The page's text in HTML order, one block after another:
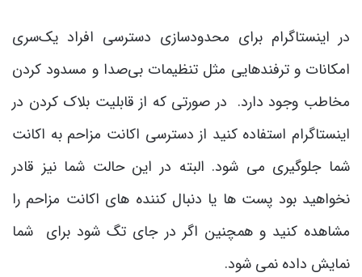
در اینستاگرام برای محدودسازی دسترسی افراد یک‌سری
امکانات و ترفندهایی مثل تنظیمات بی‌صدا و مسدود کردن
مخاطب وجود دارد. در صورتی که از قابلیت بلاک کردن در
اینستاگرام استفاده کنید از دسترسی اکانت مزاحم به اکانت
شما جلوگیری می شود. البته در این حالت شما نیز قادر
نخواهید بود پست ها یا دنبال کننده های اکانت مزاحم را
مشاهده کنید و همچنین اگر در جای تگ شود برای شما
نمایش داده نمی شود.